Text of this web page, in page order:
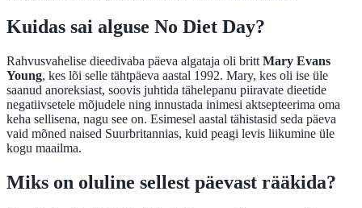
Kuidas sai alguse No Diet Day?
Rahvusvahelise dieedivaba päeva algataja oli britt Mary Evans
Young, kes lõi selle tähtpäeva aastal 1992. Mary, kes oli ise üle
saanud anoreksiast, soovis juhtida tähelepanu piiravate dieetide
negatiivsetele mõjudele ning innustada inimesi aktsepteerima oma
keha sellisena, nagu see on. Esimesel aastal tähistasid seda päeva
vaid mõned naised Suurbritannias, kuid peagi levis liikumine üle
kogu maailma.
Miks on oluline sellest päevast rääkida?